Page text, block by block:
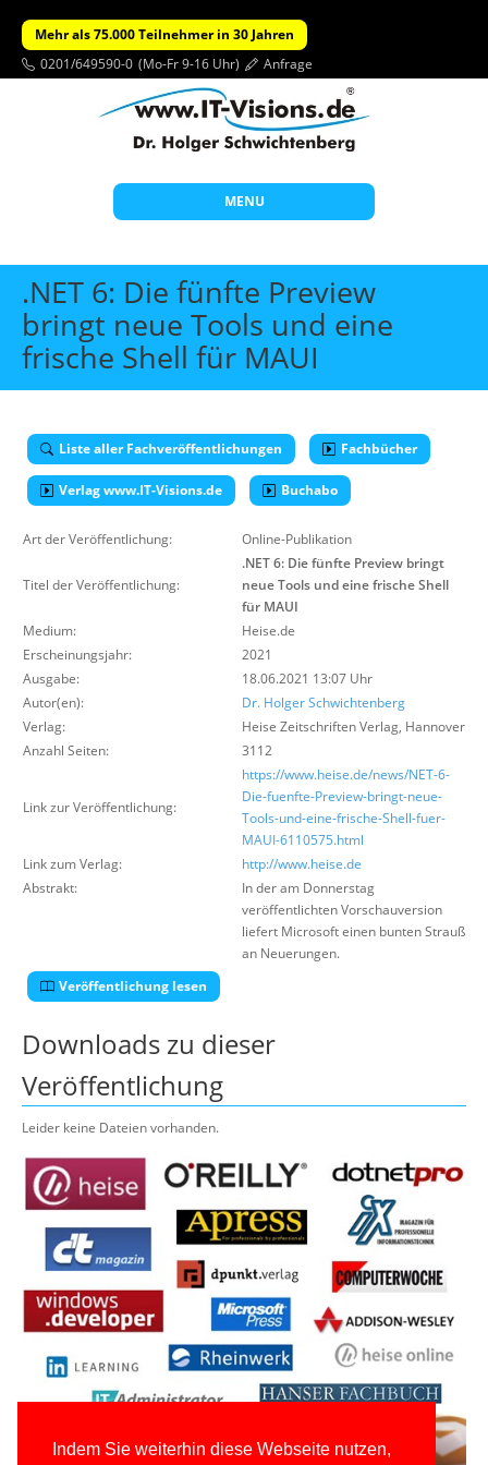
Indem Sie weiterhin diese Webseite nutzen,
Mehr als 75.000 Teilnehmer in 30 Jahren
0201/649590-0 (Mo-Fr 9-16 Uhr) Anfrage
MENU
Start
Themen
Beratung
Wissen
Über uns
Suche
.NET 6: Die fünfte Preview
bringt neue Tools und eine
frische Shell für MAUI
Liste aller Fachveröffentlichungen Fachbücher
Verlag www.IT-Visions.de Buchabo
Art der Veröffentlichung: Online-Publikation
Titel der Veröffentlichung:
.NET 6: Die fünfte Preview bringt
neue Tools und eine frische Shell
für MAUI
Medium:
Heise.de
Erscheinungsjahr:
2021
Ausgabe:
18.06.2021 13:07 Uhr
Autor(en):
Dr. Holger Schwichtenberg
Verlag:
Heise Zeitschriften Verlag, Hannover
Anzahl Seiten:
3112
Link zur Veröffentlichung:
https://www.heise.de/news/NET-6-
Die-fuenfte-Preview-bringt-neue-
Tools-und-eine-frische-Shell-fuer-
MAUI-6110575.html
Link zum Verlag:
http://www.heise.de
Abstrakt:
In der am Donnerstag
veröffentlichten Vorschauversion
liefert Microsoft einen bunten Strauß
an Neuerungen.
Veröffentlichung lesen
Downloads zu dieser
Veröffentlichung
Leider keine Dateien vorhanden.